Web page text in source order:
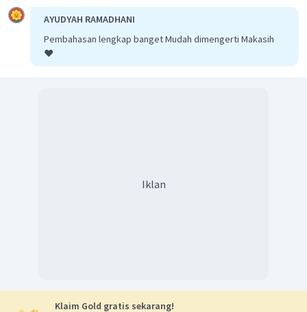
AYUDYAH RAMADHANI
Pembahasan lengkap banget Mudah dimengerti Makasih
❤️
Iklan
Klaim Gold gratis sekarang!